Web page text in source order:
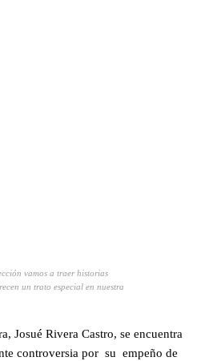
vamos a traer historias
un trato especial en nuestra
Josué Rivera Castro, se encuentra
controversia por su empeño de